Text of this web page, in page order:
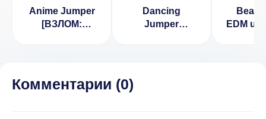
Anime Jumper
[ВЗЛОМ:
Dancing
Jumper
Beat
EDM
Комментарии (0)